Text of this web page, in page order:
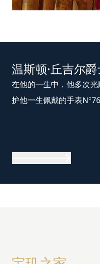
温斯顿·丘吉尔
在他的一生中，他多次
护他一生佩戴的手表